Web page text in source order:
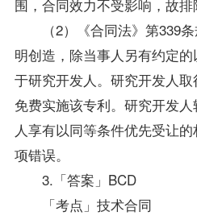
围，合同效力不受影响，故排
（2）《合同法》第339条
明创造，除当事人另有约定
于研究开发人。研究开发人
免费实施该专利。研究开发
人享有以同等条件优先受让
项错误。
3.「答案」BCD
「考点」技术合同